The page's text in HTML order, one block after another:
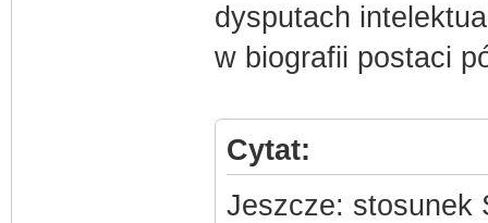
dysputach
w biografii postaci
Cytat:
Jeszcze: stosunek